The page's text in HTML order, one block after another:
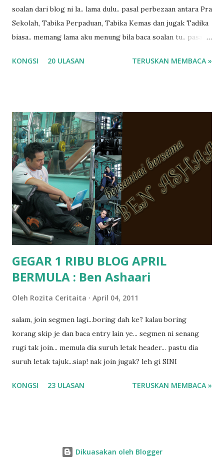
soalan dari blog ni la.. lama dulu.. pasal perbezaan antara Pra
Sekolah, Tabika Perpaduan, Tabika Kemas dan jugak Tadika
biasa.. memang lama aku menung bila baca soalan tu.. pasal
ko.. masa tu aku baru je ada anak sorang dan aku hentam je
tanya sapa-sapa pun masa tu.. bila fikir-fikirkan balik terasa
jugak masa alahai teruknya kami sebagai ibubapa.. dan kami
terasa jugak semakin teruk bila abg long dah masuk 2 tahun
kat salah satu tadika swasta ni.. tapi nampaknya kenal huruf
pun tak tau.. pengsan aku bila ingat balik.. aku mula fikir
mungkin sebab abg long sendiri jenis budak yang ada
masalah dyslexia.. tapi minor la.. nanti la aku cerita pasal
dyslexia tu.. lepas tu kami buat keputusan pu...
KONGSI 20 ULASAN TERUSKAN MEMBACA »
GEGAR 1 RIBU BLOG APRIL
BERMULA : Ben Ashaari
Oleh Rozita Ceritaita April 04, 2011
salam, join segmen lagi...boring dah ke? kalau boring
korang skip je dan baca entry lain ye... segmen ni senang
rugi tak join... memula dia suruh letak header... pastu dia
suruh letak tajuk...siap! nak join jugak? leh gi SINI
KONGSI 23 ULASAN TERUSKAN MEMBACA »
Dikuasakan oleh Blogger